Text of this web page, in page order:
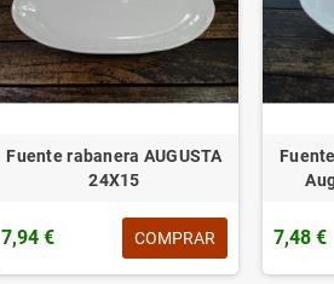
Fuente rabanera AUGUSTA
24X15
7,94 € COMPRAR 7,48 €